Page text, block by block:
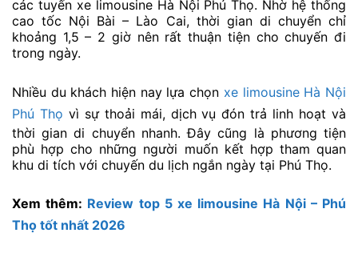
các tuyến xe limousine Hà Nội Phú Thọ. Nhờ hệ thống
cao tốc Nội Bài – Lào Cai, thời gian di chuyển chỉ
khoảng 1,5 – 2 giờ nên rất thuận tiện cho chuyến đi
trong ngày.
Nhiều du khách hiện nay lựa chọn xe limousine Hà Nội
Phú Thọ vì sự thoải mái, dịch vụ đón trả linh hoạt và
thời gian di chuyển nhanh. Đây cũng là phương tiện
phù hợp cho những người muốn kết hợp tham quan
khu di tích với chuyến du lịch ngắn ngày tại Phú Thọ.
Xem thêm: Review top 5 xe limousine Hà Nội – Phú
Thọ tốt nhất 2026